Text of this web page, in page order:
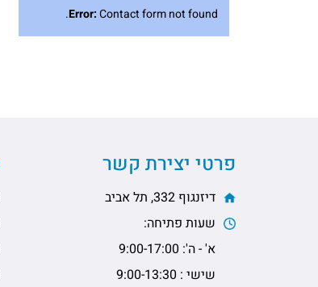
Error:Contact form not found.
פרטי יצירת קשר
דיזנגוף 332, תל אביב
שעות פתיחה:
א' - ה': 9:00-17:00
שישי : 9:00-13:30